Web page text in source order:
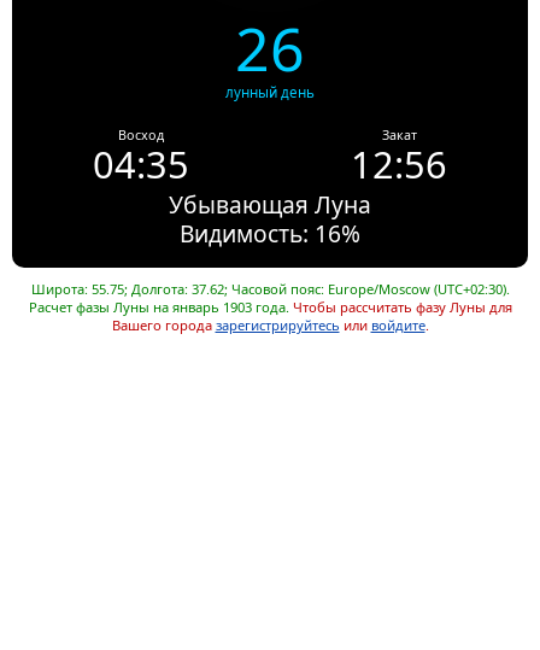
26
лунный день
Восход
04:35
Закат
12:56
Убывающая Луна
Видимость: 16%
Широта: 55.75; Долгота: 37.62; Часовой пояс: Europe/Moscow (UTC+02:30).
Расчет фазы Луны на январь 1903 года. Чтобы рассчитать фазу Луны для
Вашего города зарегистрируйтесь или войдите.